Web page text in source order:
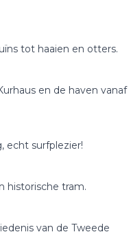
tot haaien en otters.
en de haven vanaf
echt surfplezier!
historische tram.
van de Tweede